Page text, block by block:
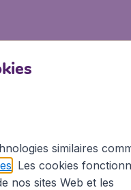
vols sont
(CDG), Paris
nord-est de Paris, à
les compagnies
sont
se rejoignent
similaires
. Les cookies
nos sites Web et les